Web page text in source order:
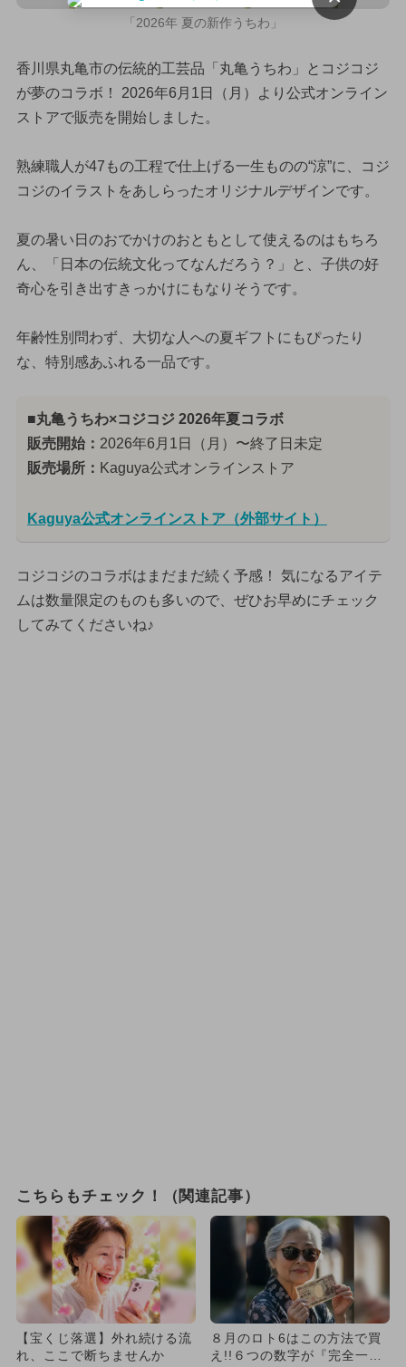
「2026年 夏の新作うちわ」
香川県丸亀市の伝統的工芸品「丸亀うちわ」とコジコジ
が夢のコラボ！ 2026年6月1日（月）より公式オンライン
ストアで販売を開始しました。
熟練職人が47もの工程で仕上げる一生ものの“涼”に、コジ
コジのイラストをあしらったオリジナルデザインです。
夏の暑い日のおでかけのおともとして使えるのはもちろ
ん、「日本の伝統文化ってなんだろう？」と、子供の好
奇心を引き出すきっかけにもなりそうです。
年齢性別問わず、大切な人への夏ギフトにもぴったり
な、特別感あふれる一品です。
■丸亀うちわ×コジコジ 2026年夏コラボ
販売開始： 2026年6月1日（月）〜終了日未定
販売場所： Kaguya公式オンラインストア
Kaguya公式オンラインストア（外部サイト）
コジコジのコラボはまだまだ続く予感！ 気になるアイテ
ムは数量限定のものも多いので、ぜひお早めにチェック
してみてくださいね♪
こちらもチェック！（関連記事）
【宝くじ落選】外れ続ける流
れ、ここで断ちませんか
８月のロト6はこの方法で買
え!!６つの数字が『完全一